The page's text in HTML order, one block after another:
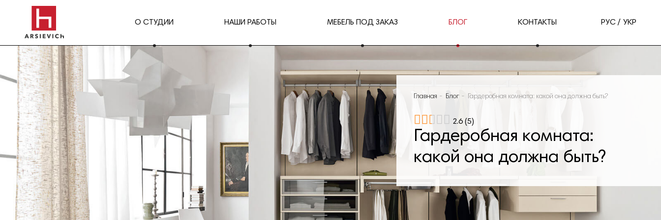
О СТУДИИ НАШИ РАБОТЫ МЕБЕЛЬ ПОД ЗАКАЗ БЛОГ КОНТАКТЫ РУС УКР
Главная Блог Гардеробная комната: какой она должна быть?
2.6 (5)
Гардеробная комната:
какой она должна быть?